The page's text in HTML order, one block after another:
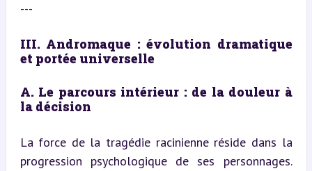
---
III. Andromaque : évolution dramatique
et portée universelle
A. Le parcours intérieur : de la douleur à
la décision
La force de la tragédie racinienne réside dans la
progression psychologique de ses personnages.